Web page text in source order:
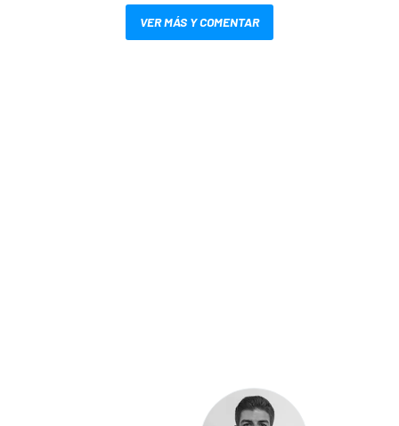
VER MÁS Y COMENTAR